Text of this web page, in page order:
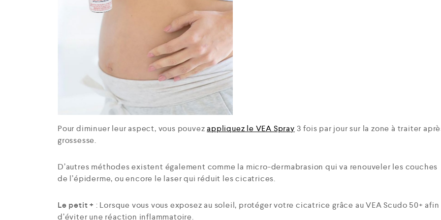
Pour diminuer leur aspect, vous pouvezappliquez le VEA Spray 3 fois par jour sur la zone à traiter
grossesse.
D’autres méthodes existent également comme la micro-dermabrasion qui va renouveler les couches
de l’épiderme, ou encore le laser qui réduit les cicatrices.
Le petit + : Lorsque vous vous exposez au soleil, protéger votre cicatrice grâce au VEA Scudo 50+ afin
d’éviter une réaction inflammatoire.